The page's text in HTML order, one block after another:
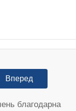
Вперед
благодарна